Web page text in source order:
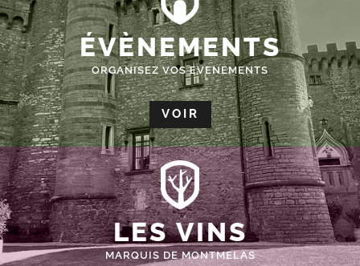
ÉVÈNEMENTS
ORGANISEZ VOS EVENEMENTS
VOIR
LES VINS
MARQUIS DE MONTMELAS